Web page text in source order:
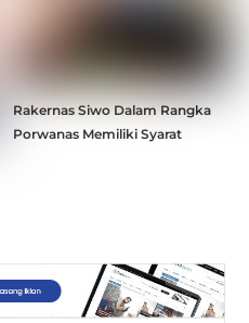
Rakernas Siwo Dalam Rangka
Porwanas Memiliki Syarat